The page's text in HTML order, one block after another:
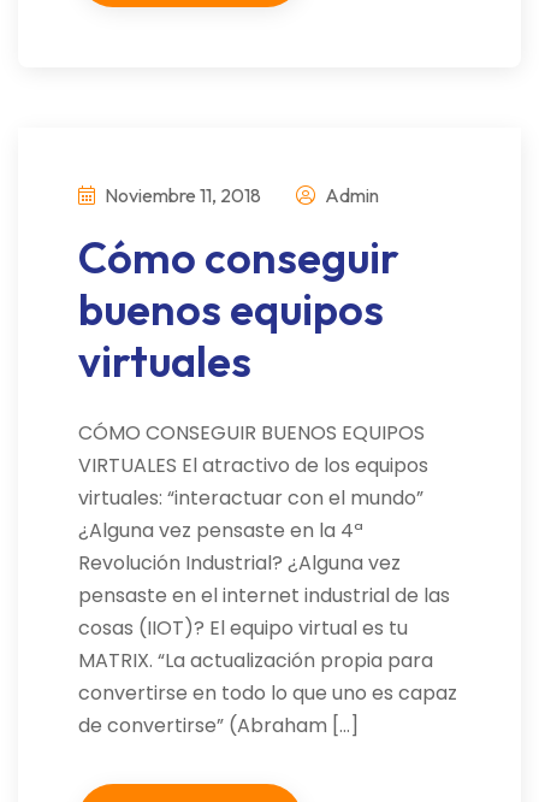
Noviembre 11, 2018 Admin
Cómo conseguir
buenos equipos
virtuales
CÓMO CONSEGUIR BUENOS EQUIPOS
VIRTUALES El atractivo de los equipos
virtuales: “interactuar con el mundo”
¿Alguna vez pensaste en la 4ª
Revolución Industrial? ¿Alguna vez
pensaste en el internet industrial de las
cosas (IIOT)? El equipo virtual es tu
MATRIX. “La actualización propia para
convertirse en todo lo que uno es capaz
de convertirse” (Abraham […]